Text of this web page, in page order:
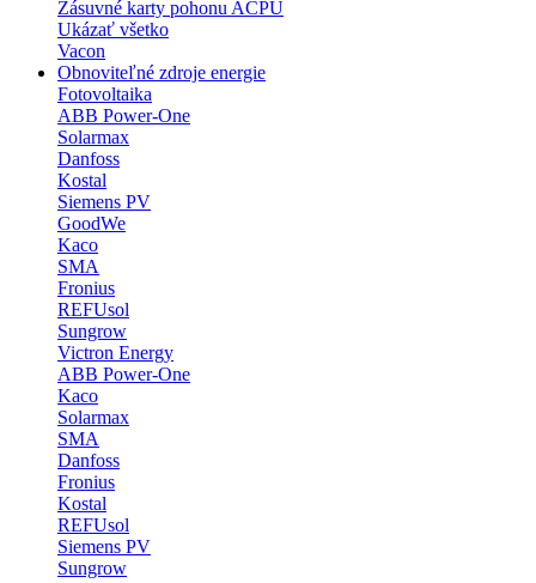
Zásuvné karty pohonu ACPU
Ukázať všetko
Vacon
Obnoviteľné zdroje energie
Fotovoltaika
ABB Power-One
Solarmax
Danfoss
Kostal
Siemens PV
GoodWe
Kaco
SMA
Fronius
REFUsol
Sungrow
Victron Energy
ABB Power-One
Kaco
Solarmax
SMA
Danfoss
Fronius
Kostal
REFUsol
Siemens PV
Sungrow